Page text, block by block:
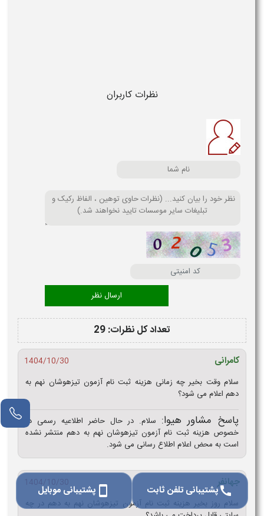
نظرات کاربران
تعداد کل نظرات: 29
کامرانی
1404/10/30
سلام وقت بخیر چه زمانی هزینه ثبت نام آزمون تیزهوشان نهم به
دهم اعلام می شود؟
پاسخ مشاور هیوا: سلام. در حال حاضر اطلاعیه رسمی در
خصوص هزینه ثبت نام آزمون تیزهوشان نهم به دهم منتشر نشده
است به محض اعلام اطلاع رسانی می شود.
جهانفر
1404/10/30
سلام روز بخیر هزینه ثبت نام آزمون تیزهوشان نهم به دهم در چه
callپشتیبانی تلفن ثابت smartphone پشتیبانی موبایل